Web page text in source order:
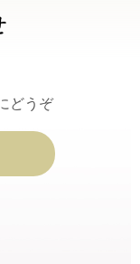
どうぞ